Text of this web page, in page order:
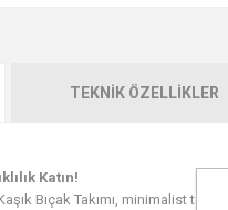
TEKNIK ÖZELLIKLER
Katın!
Bıçak Takımı, minimalist